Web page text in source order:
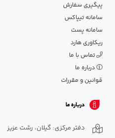
پیگیری سفارش
سامانه تیپاکس
سامانه پست
ریکاوری هارد
تماس با ما
درباره ما
قوانین و مقررات
درباره ما
دفتر مرکزی: گیلان، رشت عزیز